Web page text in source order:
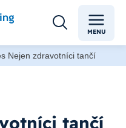
MENU
Nejen zdravotníci tančí
tančí